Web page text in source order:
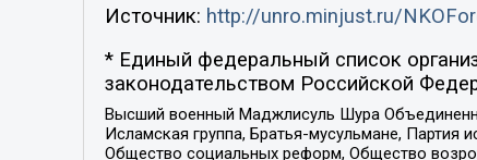
Источник: http://unro.minjust.ru/
* Единый федеральный список
законодательством Российской
Высший военный Маджлисуль Шура
Исламская группа, Братья-мусульмане,
Общество социальных реформ, Общество